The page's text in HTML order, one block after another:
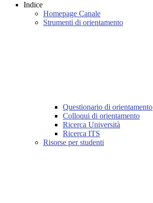
Indice
Homepage Canale
Strumenti di orientamento
Questionario di orientamento
Colloqui di orientamento
Ricerca Università
Ricerca ITS
Risorse per studenti